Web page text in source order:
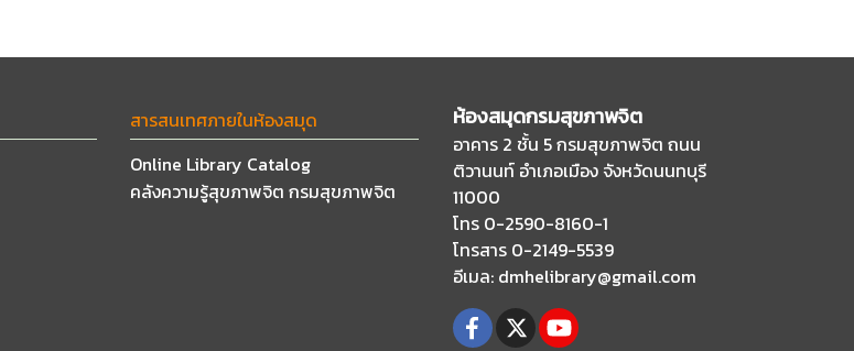
สารสนเทศภายในห้องสมุด
Online Library Catalog
คลังความรู้สุขภาพจิต กรมสุขภาพจิต
ห้องสมุดกรมสุขภาพจิต
อาคาร 2 ชั้น 5 กรมสุขภาพจิต ถนน
ติวานนท์ อำเภอเมือง จังหวัดนนทบุรี
11000
โทร 0-2590-8160-1
โทรสาร 0-2149-5539
อีเมล: dmhelibrary@gmail.com